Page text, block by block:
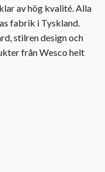
av hög kvalité. Alla
fabrik i Tyskland.
stilren design och
från Wesco helt